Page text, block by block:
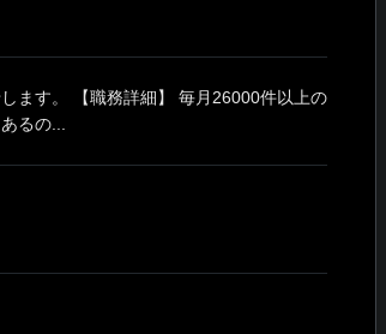
ます。 【職務詳細】 毎月26000件以上の
るの...